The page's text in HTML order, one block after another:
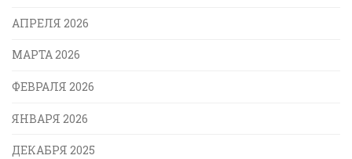
АПРЕЛЯ 2026
МАРТА 2026
ФЕВРАЛЯ 2026
ЯНВАРЯ 2026
ДЕКАБРЯ 2025